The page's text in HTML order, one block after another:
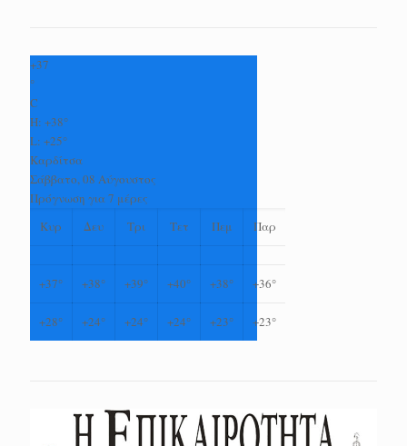
+37
°
C
H: +38°
L: +25°
Καρδίτσα
Σάββατο, 08 Αύγουστος
Πρόγνωση για 7 μέρες
Κυρ
Δευ Τρι Τετ Πεμ Παρ
+37° +38° +39° +40° +38° +36°
+28° +24° +24° +24° +23° +23°